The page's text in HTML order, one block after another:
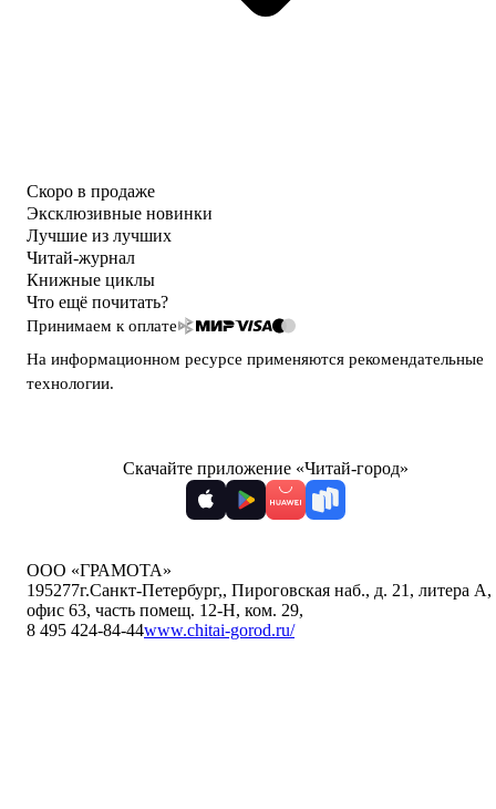
Скоро в продаже
Эксклюзивные новинки
Лучшие из лучших
Читай-журнал
Книжные циклы
Что ещё почитать?
Принимаем к оплате
На информационном ресурсе применяются рекомендательные
технологии.
Скачайте приложение «Читай-город»
ООО «ГРАМОТА»
195277г.Санкт-Петербург,, Пироговская наб., д. 21, литера А,
офис 63, часть помещ. 12-Н, ком. 29,
8 495 424-84-44www.chitai-gorod.ru/